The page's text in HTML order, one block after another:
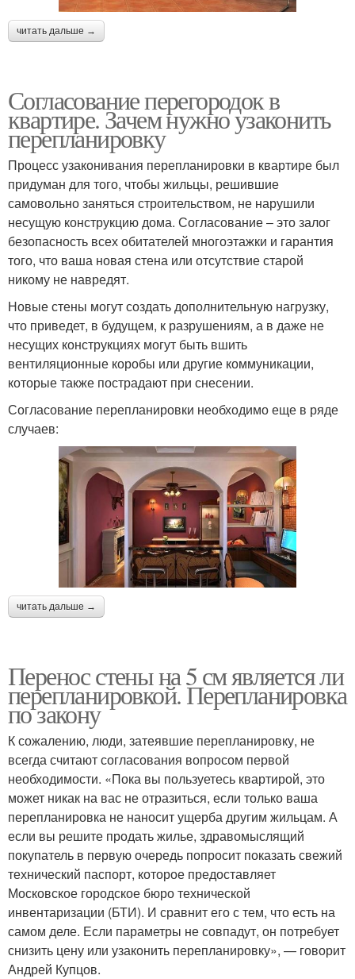
читать дальше →
Согласование перегородок в
квартире. Зачем нужно узаконить
перепланировку
Процесс узаконивания перепланировки в квартире был
придуман для того, чтобы жильцы, решившие
самовольно заняться строительством, не нарушили
несущую конструкцию дома. Согласование ‒ это залог
безопасность всех обитателей многоэтажки и гарантия
того, что ваша новая стена или отсутствие старой
никому не навредят.
Новые стены могут создать дополнительную нагрузку,
что приведет, в будущем, к разрушениям, а в даже не
несущих конструкциях могут быть вшить
вентиляционные коробы или другие коммуникации,
которые также пострадают при снесении.
Согласование перепланировки необходимо еще в ряде
случаев:
читать дальше →
Перенос стены на 5 см является ли
перепланировкой. Перепланировка
по закону
К сожалению, люди, затеявшие перепланировку, не
всегда считают согласования вопросом первой
необходимости. «Пока вы пользуетесь квартирой, это
может никак на вас не отразиться, если только ваша
перепланировка не наносит ущерба другим жильцам. А
если вы решите продать жилье, здравомыслящий
покупатель в первую очередь попросит показать свежий
технический паспорт, которое предоставляет
Московское городское бюро технической
инвентаризации (БТИ). И сравнит его с тем, что есть на
самом деле. Если параметры не совпадут, он потребует
снизить цену или узаконить перепланировку», — говорит
Андрей Купцов.